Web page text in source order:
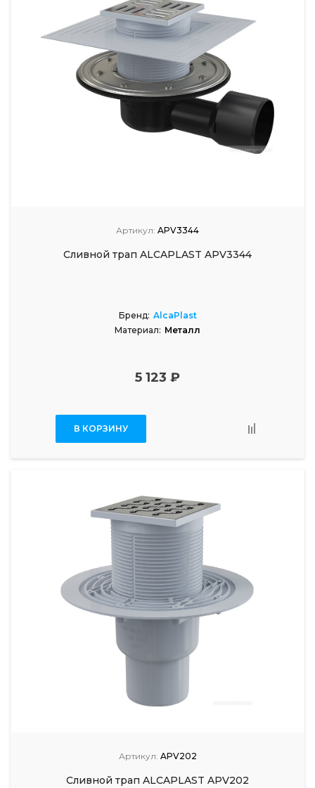
Артикул: APV3344
Сливной трап ALCAPLAST APV3344
Бренд: AlcaPlast
Материал: Металл
5 123 ₽
В КОРЗИНУ
Артикул: APV202
Сливной трап ALCAPLAST APV202